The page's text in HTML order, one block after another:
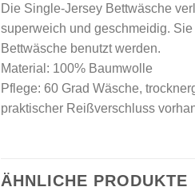
Die Single-Jersey Bettwäsche
superweich und geschmeidig.
Bettwäsche benutzt werden.
Material: 100% Baumwolle
Pflege: 60 Grad Wäsche,
praktischer Reißverschluss
ÄHNLICHE PRODUKTE